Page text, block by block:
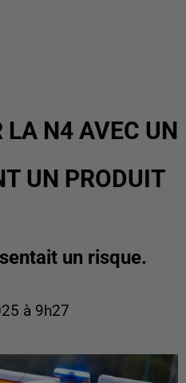
LA N4 AVEC UN
UN PRODUIT
un risque.
à 9h27